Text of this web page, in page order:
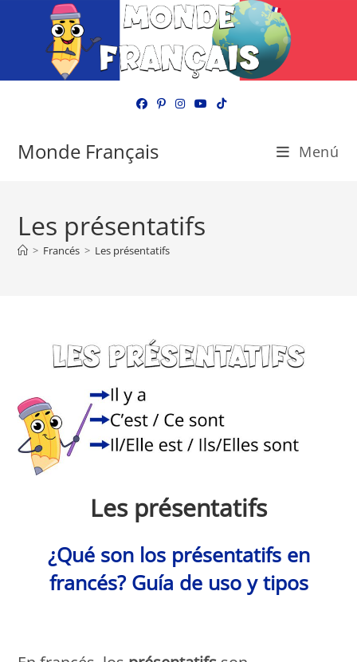
Monde Français Menú
Les présentatifs
> Francés > Les présentatifs
Les présentatifs
¿Qué son los présentatifs en
francés? Guía de uso y tipos